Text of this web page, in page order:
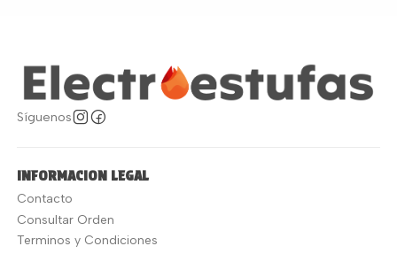
Síguenos
INFORMACION LEGAL
Contacto
Consultar Orden
Terminos y Condiciones